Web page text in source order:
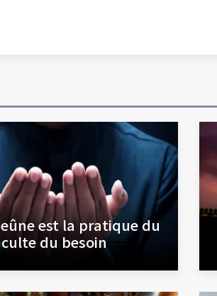
est la pratique du
culte du besoin